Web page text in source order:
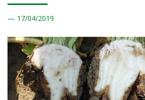
17/04/2019